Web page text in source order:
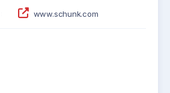
www.schunk.com